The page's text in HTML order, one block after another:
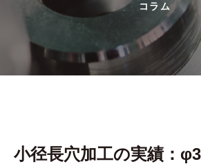
コラム
小径長穴加工の実績：